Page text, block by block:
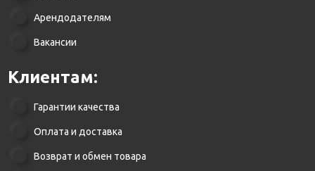
Арендодателям
Вакансии
Клиентам:
Гарантии качества
Оплата и доставка
Возврат и обмен товара